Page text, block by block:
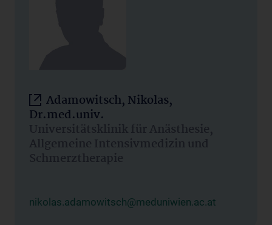
Adamowitsch, Nikolas,
Dr.med.univ.
Universitätsklinik für Anästhesie,
Allgemeine Intensivmedizin und
Schmerztherapie
nikolas.adamowitsch@meduniwien.ac.at